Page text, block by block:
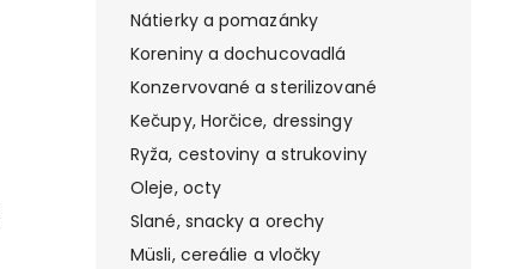
Nátierky a pomazánky
Koreniny a dochucovadlá
Konzervované a sterilizované
Kečupy, Horčice, dressingy
Ryža, cestoviny a strukoviny
Oleje, octy
Slané, snacky a orechy
Müsli, cereálie a vločky